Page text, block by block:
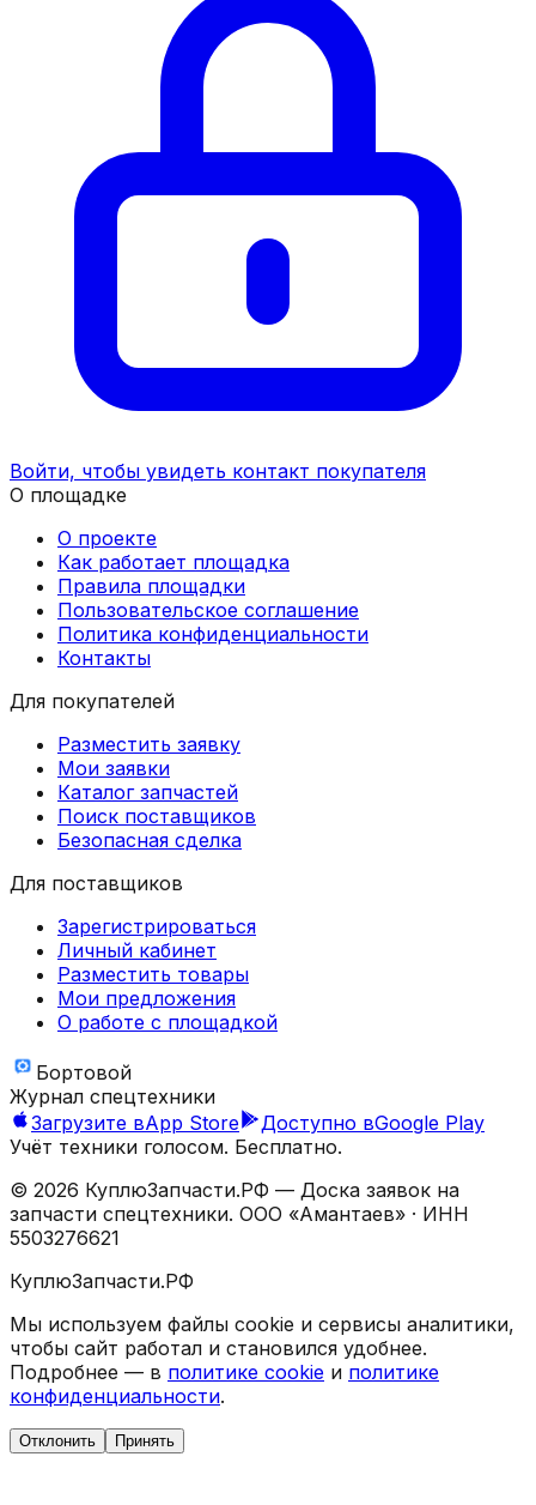
Войти, чтобы увидеть контакт покупателя
О площадке
О проекте
Как работает площадка
Правила площадки
Пользовательское соглашение
Политика конфиденциальности
Контакты
Для покупателей
Разместить заявку
Мои заявки
Каталог запчастей
Поиск поставщиков
Безопасная сделка
Для поставщиков
Зарегистрироваться
Личный кабинет
Разместить товары
Мои предложения
О работе с площадкой
Бортовой
Журнал спецтехники
Загрузите вApp Store Доступно вGoogle Play
Учёт техники голосом. Бесплатно.
© 2026 КуплюЗапчасти.РФ — Доска заявок на
запчасти спецтехники. ООО «Амантаев» · ИНН
5503276621
КуплюЗапчасти.РФ
Мы используем файлы cookie и сервисы аналитики,
чтобы сайт работал и становился удобнее.
Подробнее — в политике cookie и политике
конфиденциальности.
Отклонить Принять